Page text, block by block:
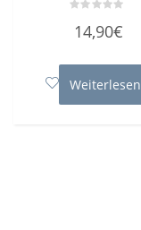
mit
5
14,90€
Weiterlesen